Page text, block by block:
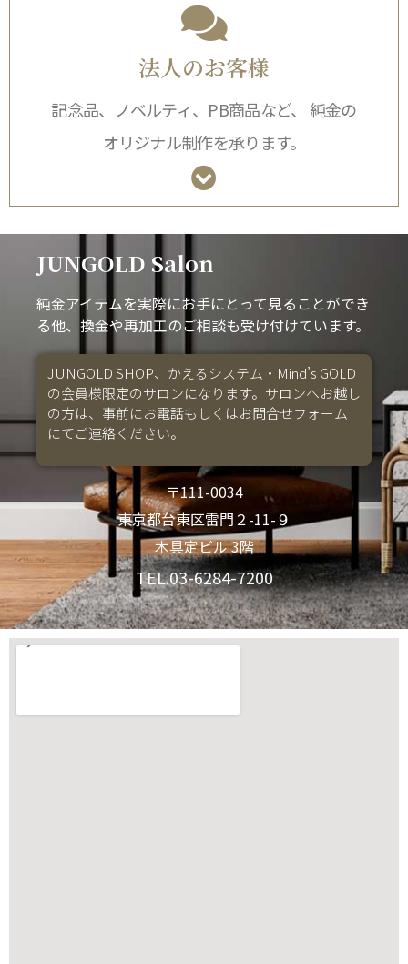
法人のお客様
記念品、ノベルティ、PB商品など、 純金の
オリジナル制作を承ります。
JUNGOLD Salon
純金アイテムを実際にお手にとって見ることができ
る他、換金や再加工のご相談も受け付けています。
JUNGOLD SHOP、かえるシステム・Mind’s GOLD
の会員様限定のサロンになります。サロンへお越し
の方は、事前にお電話もしくはお問合せフォーム
にてご連絡ください。
〒111-0034
東京都台東区雷門２-11-９
木具定ビル 3階
TEL.03-6284-7200